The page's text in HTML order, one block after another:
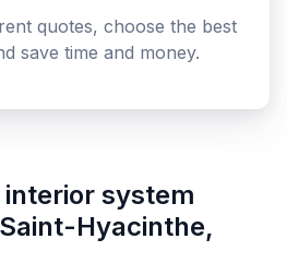
quotes, choose the best
save time and money.
interior system
Saint-Hyacinthe,